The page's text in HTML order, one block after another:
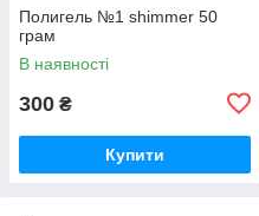
Полигель №1 shimmer 50
грам
В наявності
300 ₴
Купити